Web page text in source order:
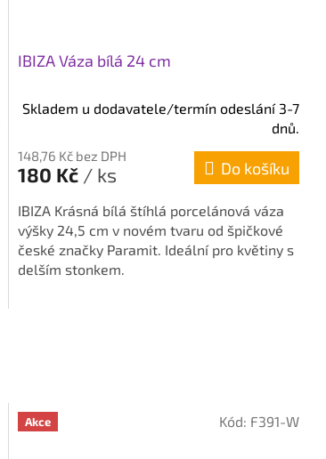
IBIZA Váza bílá 24 cm
Skladem u dodavatele/termín odeslání 3-7
dnů.
148,76 Kč bez DPH
180 Kč / ks Do košíku
IBIZA Krásná bílá štíhlá porcelánová váza
výšky 24,5 cm v novém tvaru od špičkové
české značky Paramit. Ideální pro květiny s
delším stonkem.
Akce Kód: F391-W